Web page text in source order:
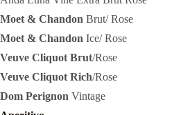
Moet & Chandon Brut/ Rose
Moet & Chandon Ice/ Rose
Veuve Cliquot Brut/Rose
Veuve Cliquot Rich/Rose
Dom Perignon Vintage